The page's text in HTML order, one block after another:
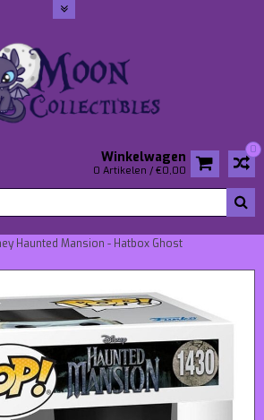
0
Winkelwagen
0 Artikelen / €0,00
Haunted Mansion - Hatbox Ghost